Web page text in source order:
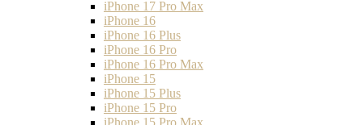
iPhone 17 Pro Max
iPhone 16
iPhone 16 Plus
iPhone 16 Pro
iPhone 16 Pro Max
iPhone 15
iPhone 15 Plus
iPhone 15 Pro
iPhone 15 Pro Max